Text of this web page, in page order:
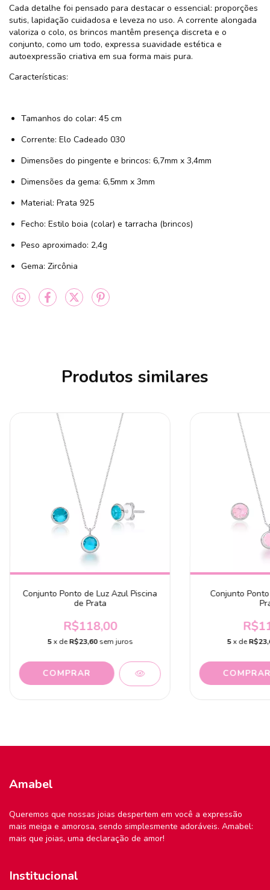
Cada detalhe foi pensado para destacar o essencial: proporções
sutis, lapidação cuidadosa e leveza no uso. A corrente alongada
valoriza o colo, os brincos mantêm presença discreta e o
conjunto, como um todo, expressa suavidade estética e
autoexpressão criativa em sua forma mais pura.
Características:
Tamanhos do colar: 45 cm
Corrente: Elo Cadeado 030
Dimensões do pingente e brincos: 6,7mm x 3,4mm
Dimensões da gema: 6,5mm x 3mm
Material: Prata 925
Fecho: Estilo boia (colar) e tarracha (brincos)
Peso aproximado: 2,4g
Gema: Zircônia
Produtos similares
Conjunto Ponto de Luz Azul Piscina
de Prata
R$118,00
5x deR$23,60 sem juros
Conjunto
5x de
Amabel
Queremos que nossas joias despertem em você a expressão
mais meiga e amorosa, sendo simplesmente adoráveis. Amabel:
mais que joias, uma declaração de amor!
Institucional